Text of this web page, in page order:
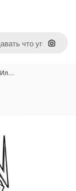
Поиск
Ил…